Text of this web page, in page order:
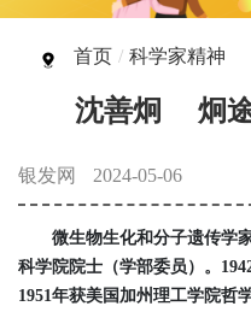
首页 / 科学家精神
沈善炯 炯
银发网 2024-05-06
微生物生化和分子遗传学家
科学院院士（学部委员）。
1951年获美国加州理工学院哲